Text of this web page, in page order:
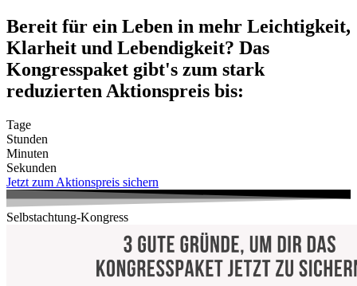
Zum
Inhalt
wechseln
Bereit für ein Leben in mehr Leichtigkeit,
Klarheit und Lebendigkeit? Das
Kongresspaket gibt's zum stark
reduzierten Aktionspreis bis:
Tage
Stunden
Minuten
Sekunden
Jetzt zum Aktionspreis sichern
Selbstachtung-Kongress